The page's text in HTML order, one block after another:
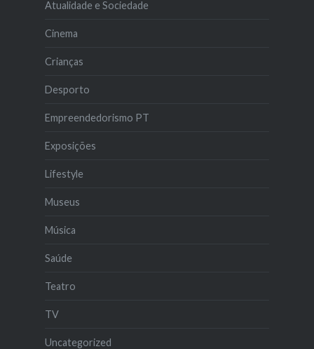
Atualidade e Sociedade
Cinema
Crianças
Desporto
Empreendedorismo PT
Exposições
Lifestyle
Museus
Música
Saúde
Teatro
TV
Uncategorized